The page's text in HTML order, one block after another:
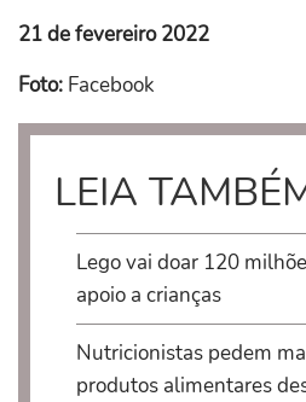
21 de fevereiro 2022
Foto: Facebook
LEIA
Lego vai doar 120
apoio a crianças
Nutricionistas pedem
produtos alimentares